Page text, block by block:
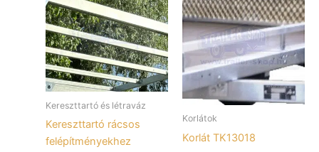
Kereszttartó és létraváz
Kereszttartó rácsos
felépítményekhez
Korlátok
Korlát TK13018